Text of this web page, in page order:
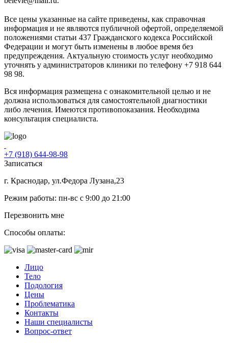
Все цены указанные на сайте приведены, как справочная
информация и не являются публичной офертой, определяемой
положениями статьи 437 Гражданского кодекса Российской
Федерации и могут быть изменены в любое время без
предупреждения. Актуальную стоимость услуг необходимо
уточнять у администраторов клиники по телефону +7 918 644
98 98.
Вся информация размещена с ознакомительной целью и не
должна использоваться для самостоятельной диагностики
либо лечения. Имеются противопоказания. Необходима
консультация специалиста.
+7 (918) 644-98-98
Записаться
г. Краснодар, ул.Федора Лузана,23
Режим работы: пн-вс c 9:00 до 21:00
Перезвонить мне
Способы оплаты:
Лицо
Тело
Подология
Цены
Проблематика
Контакты
Наши специалисты
Вопрос-ответ